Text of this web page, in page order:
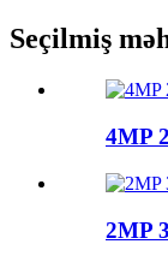
Seçilmiş
4MP
2MP